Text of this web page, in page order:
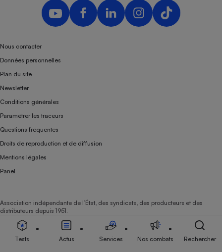
Nous contacter
Données personnelles
Plan du site
Newsletter
Conditions générales
Paramétrer les traceurs
Questions fréquentes
Droits de reproduction et de diffusion
Mentions légales
Panel
Association indépendante de l’État, des syndicats, des producteurs et des
distributeurs depuis 1951.
Tests Actus Services Nos combats Rechercher